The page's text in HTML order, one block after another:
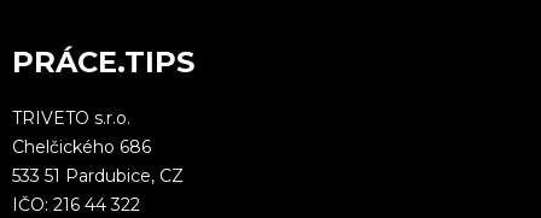
PRÁCE.TIPS
TRIVETO s.r.o.
Chelčického 686
533 51 Pardubice, CZ
IČO: 216 44 322